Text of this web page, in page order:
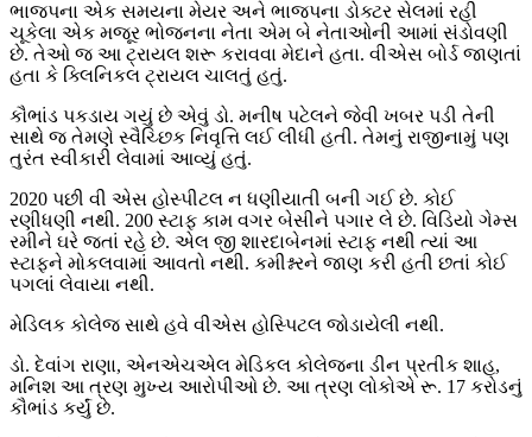
ભાજપના એક સમયના મેયર અને ભાજપના ડોક્ટર સેલમાં રહી
ચૂકેલા એક મજૂર ભોજનના નેતા એમ બે નેતાઓની આમાં સંડોવણી
છે. તેઓ જ આ ટ્રાયલ શરૂ કરાવવા મેદાને હતા. વીએસ બોર્ડ જાણતાં
હતા કે ક્લિનિકલ ટ્રાયલ ચાલતું હતું.
કૌભાંડ પકડાય ગયું છે એવું ડો. મનીષ પટેલને જેવી ખબર પડી તેની
સાથે જ તેમણે સ્વૈચ્છિક નિવૃત્તિ લઈ લીધી હતી. તેમનું રાજીનામું પણ
તુરંત સ્વીકારી લેવામાં આવ્યું હતું.
2020 પછી વી એસ હોસ્પીટલ ન ધણીયાતી બની ગઈ છે. કોઈ
રણીધણી નથી. 200 સ્ટાફ કામ વગર બેસીને પગાર લે છે. વિડિયો ગેમ્સ
રમીને ઘરે જતાં રહે છે. એલ જી શારદાબેનમાં સ્ટાફ નથી ત્યાં આ
સ્ટાફને મોકલવામાં આવતો નથી. કમીશ્નરને જાણ કરી હતી છતાં કોઈ
પગલાં લેવાયા નથી.
મેડિલક કોલેજ સાથે હવે વીએસ હોસ્પિટલ જોડાયેલી નથી.
ડો. દેવાંગ રાણા, એનએચએલ મેડિકલ કોલેજના ડીન પ્રતીક શાહ,
મનિશ આ ત્રણ મુખ્ય આરોપીઓ છે. આ ત્રણ લોકોએ રૂ. 17 કરોડનું
કૌભાંડ કર્યું છે.